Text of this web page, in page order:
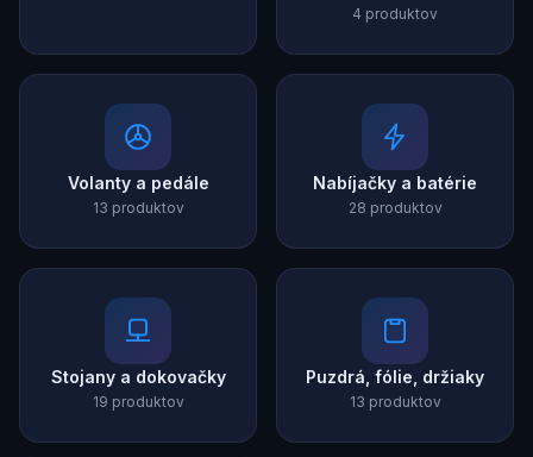
4 produktov
Volanty a pedále
13 produktov
Nabíjačky a batérie
28 produktov
Stojany a dokovačky
19 produktov
Puzdrá, fólie, držiaky
13 produktov